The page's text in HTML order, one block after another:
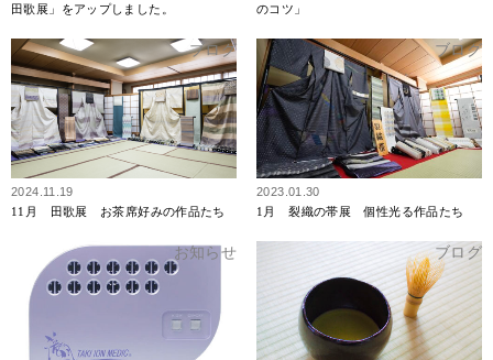
田歌展」をアップしました。
のコツ」
ブログ
2024.11.19
11月 田歌展 お茶席好みの作品たち
ブログ
2023.01.30
1月 裂織の帯展 個性光る作品たち
お知らせ ブログ